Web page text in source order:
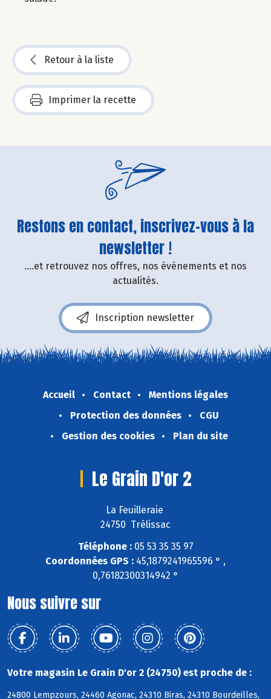
Retour à la liste
Imprimer la recette
Restons en contact, inscrivez-vous à la
newsletter !
....et retrouvez nos offres, nos événements et nos
actualités.
Inscription newsletter
Accueil Contact
Mentions légales
Protection des données
CGU
Gestion des cookies
Plan du site
Le Grain D'or 2
La Feuilleraie
24750 Trélissac
Téléphone :05 53 35 35 97
Coordonnées GPS : 45,1879241965596 ° ,
0,76182300314942 °
Nous suivre sur
Votre magasin Le Grain D'or 2 (24750) est proche de :
24800 Lempzours, 24460 Agonac, 24310 Biras, 24310 Bourdeilles,